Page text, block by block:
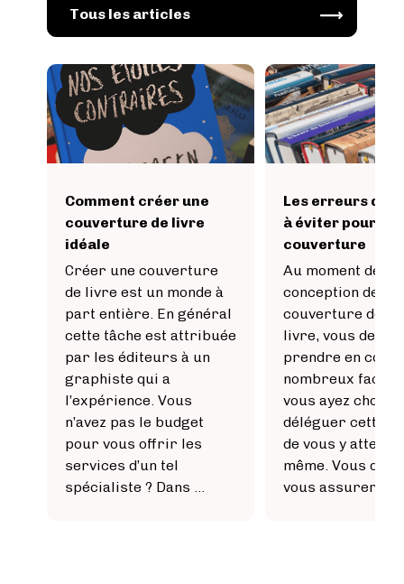
Image
Tous les articles
Comment créer une
couverture de livre
idéale
Créer une couverture
de livre est un monde à
part entière. En général
cette tâche est attribuée
par les éditeurs à un
graphiste qui a
l’expérience. Vous
n’avez pas le budget
pour vous offrir les
services d’un tel
spécialiste ? Dans …
Les erreurs de
à éviter pour
couverture
Au moment de la
conception de la
couverture de
livre, vous devez
prendre en
nombreux
vous ayez choisi
déléguer cette
de vous y atteler
même. Vous
vous assurer